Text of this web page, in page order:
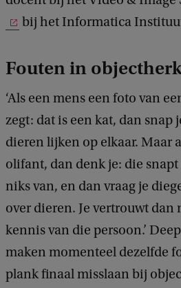
bij het Informatica
Fouten in
‘Als een mens een foto van
zegt: dat is een kat, dan snap
dieren lijken op elkaar. Maar
olifant, dan denk je: die
niks van, en dan vraag je
over dieren. Je vertrouwt dan
kennis van die persoon.’
maken momenteel dezelfde
plank finaal misslaan bij